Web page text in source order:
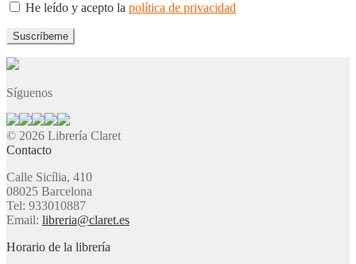
He leído y acepto la política de privacidad
Síguenos
© 2026 Librería Claret
Contacto
Calle Sicília, 410
08025 Barcelona
Tel: 933010887
Email: libreria@claret.es
Horario de la librería